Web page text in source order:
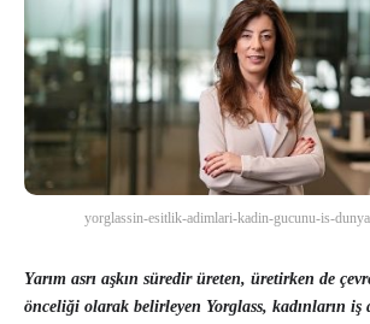
yorglassin-esitlik-adimlari-kadin-gucunu-is-
Yarım asrı aşkın süredir üreten, üretirken de
önceliği olarak belirleyen Yorglass, kadınların iş